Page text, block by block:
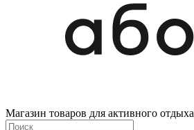
Магазин товаров для активного отдыха